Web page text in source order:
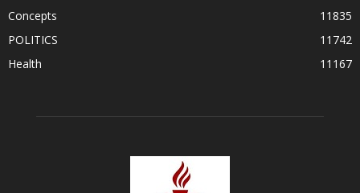
Concepts
11835
POLITICS
11742
Health
11167